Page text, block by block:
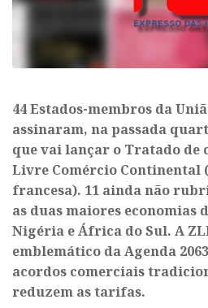
44 Estados-membros da
assinaram, na passada
que vai lançar o Tratado de
Livre Comércio Continental
francesa). 11 ainda não
as duas maiores economias
Nigéria e África do Sul. A
emblemático da Agenda
acordos comerciais
reduzem as tarifas.